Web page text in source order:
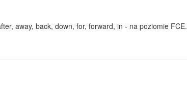
away, back, down, for, forward, in - na poziomie FCE.